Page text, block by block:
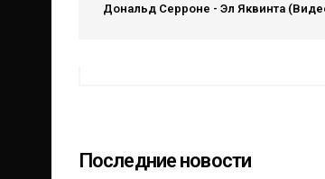
Дональд Серроне - Эл Яквинта
Последние новости